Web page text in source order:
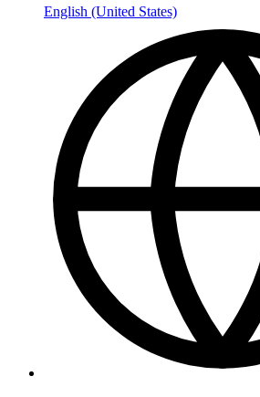
English (United States)